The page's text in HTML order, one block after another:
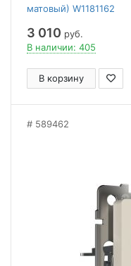
матовый) W1181162
3 010 руб.
В наличии: 405
В корзину
589462